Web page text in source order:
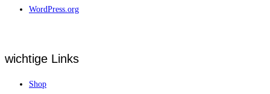
WordPress.org
wichtige Links
Shop